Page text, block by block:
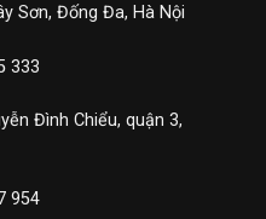
Sơn, Đống Đa, Hà Nội
333
Đình Chiểu, quận 3,
954